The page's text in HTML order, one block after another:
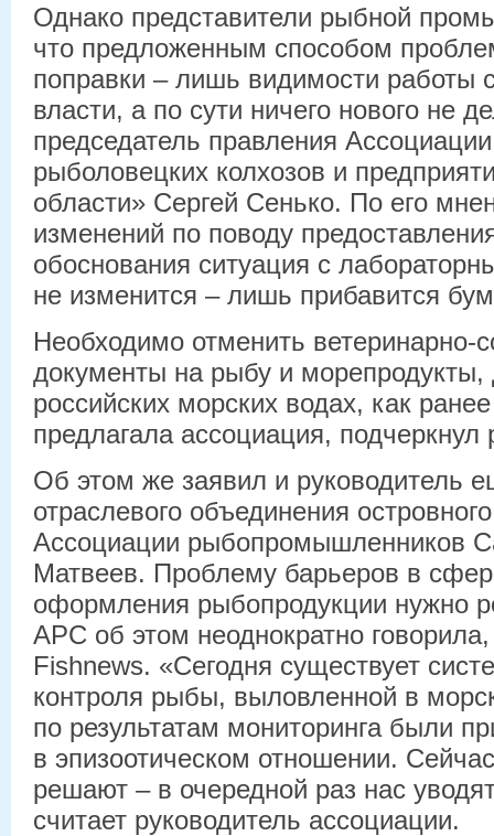
Однако представители рыбной
что предложенным способом
поправки – лишь видимости работы
власти, а по сути ничего нового не
председатель правления
рыболовецких колхозов и
области» Сергей Сенько. По его
изменений по поводу
обоснования ситуация с
не изменится – лишь прибавится
Необходимо отменить ветеринарно-
документы на рыбу и
российских морских водах, как
предлагала ассоциация,
Об этом же заявил и руководитель
отраслевого объединения
Ассоциации рыбопромышленников
Матвеев. Проблему барьеров в
оформления рыбопродукции нужно
АРС об этом неоднократно
Fishnews. «Сегодня существует
контроля рыбы, выловленной в
по результатам мониторинга были
в эпизоотическом отношении.
решают – в очередной раз нас
считает руководитель ассоциации.